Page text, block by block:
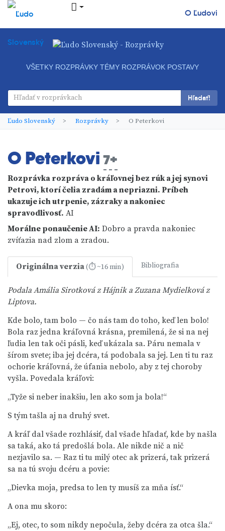
O Ľudovi
VŠETKY ROZPRÁVKY TÉMY ROZPRÁVOK POSTAVY
Hľadať!
Ľudo Slovenský Rozprávky O Peterkovi
O Peterkovi7+
Rozprávka rozpráva o kráľovnej bez rúk a jej synovi
Petrovi, ktorí čelia zradám a nepriazni. Príbeh
ukazuje ich utrpenie, zázraky a nakoniec
spravodlivosť. AI
Morálne ponaučenieAI: Dobro a pravda nakoniec
zvíťazia nad zlom a zradou.
Originálna verzia(⏱ ~16 min) Bibliografia
Podala Amália Sirotková z Hájnik a Zuzana Mydielková z
Liptova.
Kde bolo, tam bolo — čo nás tam do toho, keď len bolo!
Bola raz jedna kráľovná krásna, premilená, že si na nej
ľudia len tak oči pásli, keď ukázala sa. Páru nemala v
šírom svete; iba jej dcéra, tá podobala sa jej. Len ti tu raz
ochorie kráľovná, že úfania nebolo, aby z tej choroby
vyšla. Povedala kráľovi:
„Tyže si neber inakšiu, len ako som ja bola!“
S tým tašla aj na druhý svet.
A kráľ dal všade rozhlásiť, dal všade hľadať, kde by našla
sa taká, ako tá predošlá bola. Ale nikde nič a nič
nezjavilo sa. — Raz ti tu milý otec ak prizerá, tak prizerá
sa na tú svoju dcéru a povie:
„Dievka moja, predsa to len ty musíš za mňa ísť.“
A ona mu skoro:
„Ej, otec, to som nikdy nepočula, žeby dcéra za otca šla.“